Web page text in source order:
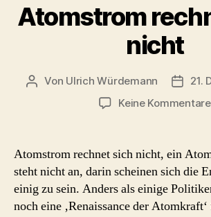
Atomstrom
nicht
Beitragsautor
Von Ulrich Würdemann
21.
Keine Kommentare
Atomstrom rechnet sich nicht, ein
steht nicht an, darin scheinen sich die
einig zu sein. Anders als einige
noch eine ‚Renaissance der